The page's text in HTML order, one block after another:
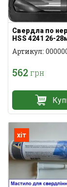
Свердла по
HSS 4241 26-
Артикул:
562 грн
хіт